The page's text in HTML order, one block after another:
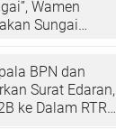
Wamen
Sungai
BPN dan
Surat Edaran,
ke Dalam RTRW